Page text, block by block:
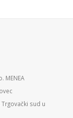
MENEA
sud u